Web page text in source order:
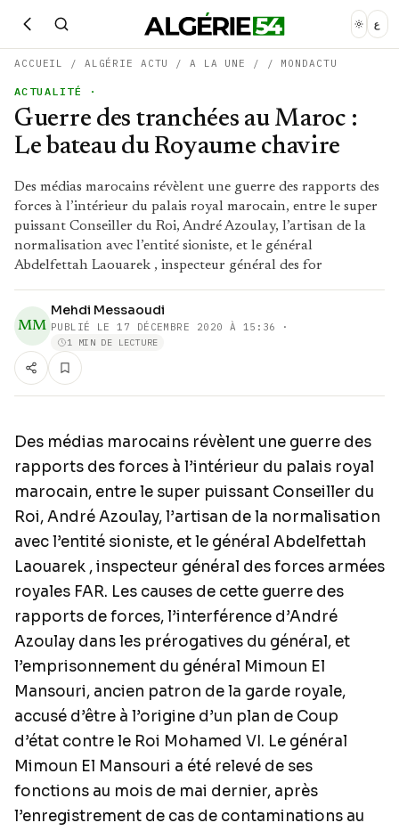
ع
ACCUEIL / ALGÉRIE ACTU /A LA UNE / / MONDACTU
ACTUALITÉ ·
Guerre des tranchées au Maroc :
Le bateau du Royaume chavire
Des médias marocains révèlent une guerre des rapports des
forces à l’intérieur du palais royal marocain, entre le super
puissant Conseiller du Roi, André Azoulay, l’artisan de la
normalisation avec l’entité sioniste, et le général
Abdelfettah Laouarek , inspecteur général des for
MM
Mehdi Messaoudi
PUBLIÉ LE 17 DÉCEMBRE 2020 À 15:36 ·
1 MIN DE LECTURE
Des médias marocains révèlent une guerre des
rapports des forces à l’intérieur du palais royal
marocain, entre le super puissant Conseiller du
Roi, André Azoulay, l’artisan de la normalisation
avec l’entité sioniste, et le général Abdelfettah
Laouarek , inspecteur général des forces armées
royales FAR. Les causes de cette guerre des
rapports de forces, l’interférence d’André
Azoulay dans les prérogatives du général, et
l’emprisonnement du général Mimoun El
Mansouri, ancien patron de la garde royale,
accusé d’être à l’origine d’un plan de Coup
d’état contre le Roi Mohamed VI. Le général
Mimoun El Mansouri a été relevé de ses
fonctions au mois de mai dernier, après
l’enregistrement de cas de contaminations au